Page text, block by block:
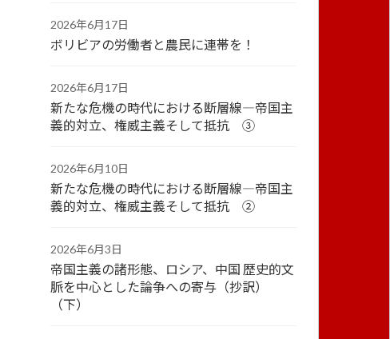
2026年6月17日
ボリビアの労働者と農民に連帯を！
2026年6月17日
新たな危機の時代における断層線―帝国主
義的対立、権威主義そして抵抗 ③
2026年6月10日
新たな危機の時代における断層線―帝国主
義的対立、権威主義そして抵抗 ②
2026年6月3日
帝国主義の諸形態、ロシア、中国 歴史的文
脈を中心とした論争への寄与（抄訳）
（下）